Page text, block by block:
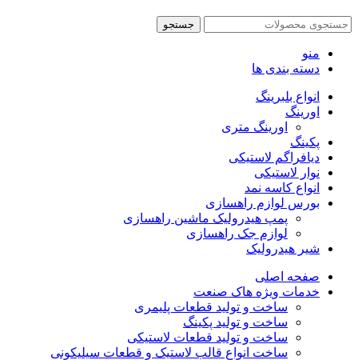
جستجو
منو
دسته بندی ها
انواع بلبرینگ
اورینگ
اورینگ متری
پکینگ
دیافراگم لاستیکی
نوار لاستیکی
انواع کاسه نمد
بورس لوازم راهسازی
پمپ هیدرولیک ماشین راهسازی
لوازم جک راهسازی
شیر هیدرولیک
صفحه اصلی
خدمات ویژه هاک صنعت
ساخت و تولید قطعات پلیمری
ساخت و تولید پکینگ
ساخت و تولید قطعات لاستیکی
ساخت انواع قالب لاستیک و قطعات سیلیکونی